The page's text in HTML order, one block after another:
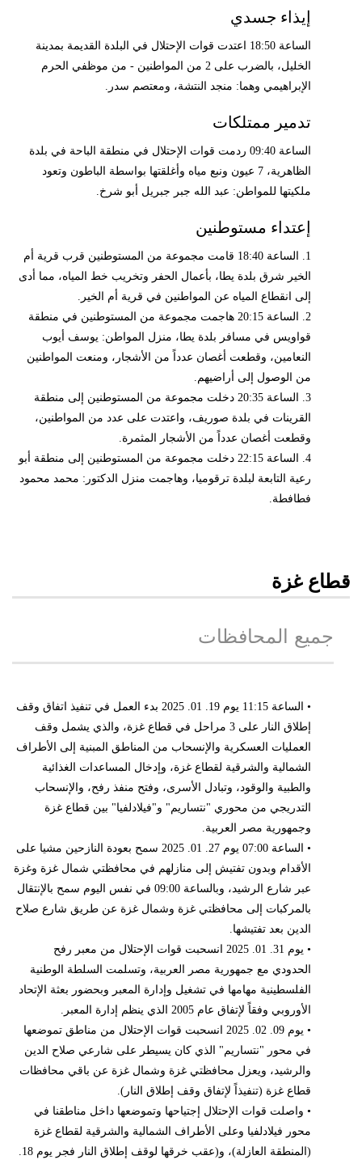
إيذاء جسدي
الساعة 18:50 اعتدت قوات الإحتلال في البلدة القديمة بمدينة
الخليل، بالضرب على 2 من المواطنين - من موظفي الحرم
الإبراهيمي وهما: منجد النتشة، ومعتصم سدر.
تدمير ممتلكات
الساعة 09:40 ردمت قوات الإحتلال في منطقة الباحة في بلدة
الظاهرية، 7 عيون ونبع مياه وأغلقتها بواسطة الباطون وتعود
ملكيتها للمواطن: عبد الله جبر جبريل أبو شرخ.
إعتداء مستوطنين
1. الساعة 18:40 قامت مجموعة من المستوطنين قرب قرية أم
الخير شرق بلدة يطا، بأعمال الحفر وتخريب خط المياه، مما أدى
إلى انقطاع المياه عن المواطنين في قرية أم الخير.
2. الساعة 20:15 هاجمت مجموعة من المستوطنين في منطقة
قواويس في مسافر بلدة يطا، منزل المواطن: يوسف أيوب
النعامين، وقطعت أغصان عدداً من الأشجار، ومنعت المواطنين
من الوصول إلى أراضيهم.
3. الساعة 20:35 دخلت مجموعة من المستوطنين إلى منطقة
القرينات في بلدة صوريف، واعتدت على عدد من المواطنين،
وقطعت أغصان عدداً من الأشجار المثمرة.
4. الساعة 22:15 دخلت مجموعة من المستوطنين إلى منطقة أبو
رعية التابعة لبلدة ترقوميا، وهاجمت منزل الدكتور: محمد محمود
فطافطة.
قطاع غزة
جميع المحافظات
• الساعة 11:15 يوم 19. 01. 2025 بدء العمل في تنفيذ اتفاق وقف
إطلاق النار على 3 مراحل في قطاع غزة، والذي يشمل وقف
العمليات العسكرية والإنسحاب من المناطق المبنية إلى الأطراف
الشمالية والشرقية لقطاع غزة، وإدخال المساعدات الغذائية
والطبية والوقود، وتبادل الأسرى، وفتح منفذ رفح، والإنسحاب
التدريجي من محوري "نتساريم" و"فيلادلفيا" بين قطاع غزة
وجمهورية مصر العربية.
• الساعة 07:00 يوم 27. 01. 2025 سمح بعودة النازحين مشيا على
الأقدام وبدون تفتيش إلى منازلهم في محافظتي شمال غزة وغزة
عبر شارع الرشيد، وبالساعة 09:00 في نفس اليوم سمح بالإنتقال
بالمركبات إلى محافظتي غزة وشمال غزة عن طريق شارع صلاح
الدين بعد تفتيشها.
• يوم 31. 01. 2025 انسحبت قوات الإحتلال من معبر رفح
الحدودي مع جمهورية مصر العربية، وتسلمت السلطة الوطنية
الفلسطينية مهامها في تشغيل وإدارة المعبر وبحضور بعثة الإتحاد
الأوروبي وفقاً لإتفاق عام 2005 الذي ينظم إدارة المعبر.
• يوم 09. 02. 2025 انسحبت قوات الإحتلال من مناطق تموضعها
في محور "نتساريم" الذي كان يسيطر على شارعي صلاح الدين
والرشيد، ويعزل محافظتي غزة وشمال غزة عن باقي محافظات
قطاع غزة (تنفيذاً لإتفاق وقف إطلاق النار).
• واصلت قوات الإحتلال إجتياحها وتموضعها داخل مناطقنا في
محور فيلادلفيا وعلى الأطراف الشمالية والشرقية لقطاع غزة
(المنطقة العازلة)، و(عقب خرقها لوقف إطلاق النار فجر يوم 18.